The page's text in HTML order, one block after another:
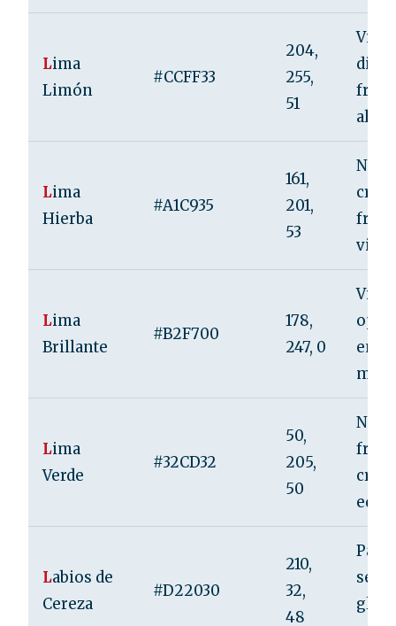
Lima
Limón
#CCFF33
204,
255,
51
Lima
Hierba
#A1C935
161,
201,
53
Lima
Brillante
#B2F700
178,
247, 0
Lima
Verde
#32CD32
50,
205,
50
Labios de
Cereza
#D22030
210,
32,
48